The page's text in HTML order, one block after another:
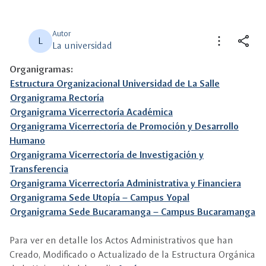
L
Autor
La universidad more_vert share
descriptionDescripción
Organigramas:
Estructura Organizacional Universidad de La Salle
Organigrama Rectoría
Organigrama Vicerrectoría Académica
Organigrama Vicerrectoría de Promoción y Desarrollo
Humano
Organigrama Vicerrectoría de Investigación y
Transferencia
Organigrama Vicerrectoría Administrativa y Financiera
Organigrama Sede Utopía – Campus Yopal
Organigrama Sede Bucaramanga – Campus Bucaramanga
Para ver en detalle los Actos Administrativos que han
Creado, Modificado o Actualizado de la Estructura Orgánica